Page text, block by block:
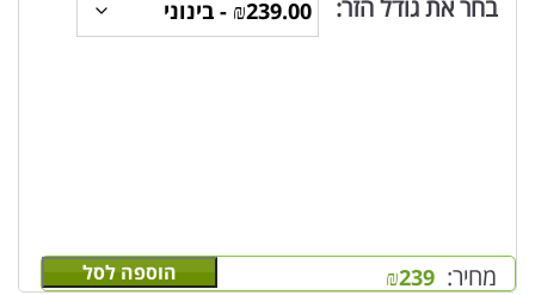
בחר את גודל הזר:
מחיר: ₪239 הוספה לסל